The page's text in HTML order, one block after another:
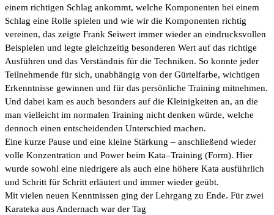
einem richtigen Schlag ankommt, welche Komponenten bei einem
Schlag eine Rolle spielen und wie wir die Komponenten richtig
vereinen, das zeigte Frank Seiwert immer wieder an eindrucksvollen
Beispielen und legte gleichzeitig besonderen Wert auf das richtige
Ausführen und das Verständnis für die Techniken. So konnte jeder
Teilnehmende für sich, unabhängig von der Gürtelfarbe, wichtigen
Erkenntnisse gewinnen und für das persönliche Training mitnehmen.
Und dabei kam es auch besonders auf die Kleinigkeiten an, an die
man vielleicht im normalen Training nicht denken würde, welche
dennoch einen entscheidenden Unterschied machen.
Eine kurze Pause und eine kleine Stärkung – anschließend wieder
volle Konzentration und Power beim Kata–Training (Form). Hier
wurde sowohl eine niedrigere als auch eine höhere Kata ausführlich
und Schritt für Schritt erläutert und immer wieder geübt.
Mit vielen neuen Kenntnissen ging der Lehrgang zu Ende. Für zwei
Karateka aus Andernach war der Tag